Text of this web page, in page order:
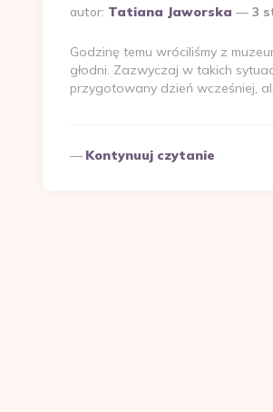
Dodane
autor: Tatiana Jaworska 3
Godzinę temu wróciliśmy z
głodni. Zazwyczaj w takich
przygotowany dzień wcześniej,
Kontynuuj czytanie